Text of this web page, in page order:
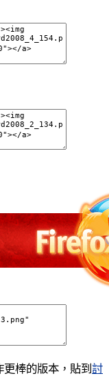
棒的版本，貼到 討